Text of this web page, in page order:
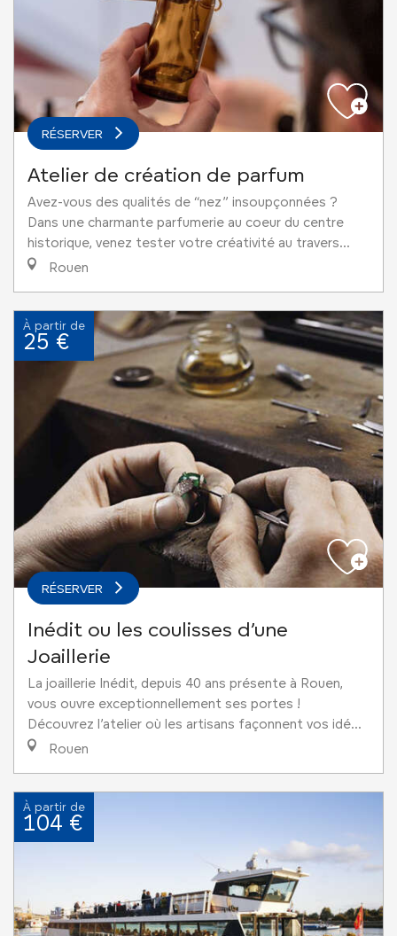
RÉSERVER
Atelier de création de parfum
Avez-vous des qualités de “nez” insoupçonnées ?
Dans une charmante parfumerie au coeur du centre
historique, venez tester votre créativité au travers...
Rouen
À partir de
25 €
RÉSERVER
Inédit ou les coulisses d’une
Joaillerie
La joaillerie Inédit, depuis 40 ans présente à Rouen,
vous ouvre exceptionnellement ses portes !
Découvrez l’atelier où les artisans façonnent vos idé...
Rouen
À partir de
104 €